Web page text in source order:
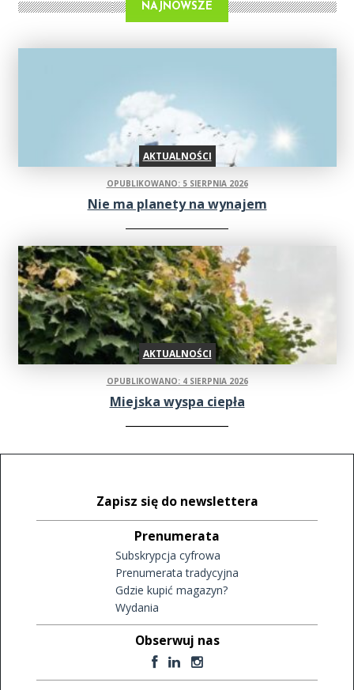
NAJNOWSZE
AKTUALNOŚCI
OPUBLIKOWANO: 5 SIERPNIA 2026
Nie ma planety na wynajem
AKTUALNOŚCI
OPUBLIKOWANO: 4 SIERPNIA 2026
Miejska wyspa ciepła
Zapisz się do newslettera
Prenumerata
Subskrypcja cyfrowa
Prenumerata tradycyjna
Gdzie kupić magazyn?
Wydania
Obserwuj nas